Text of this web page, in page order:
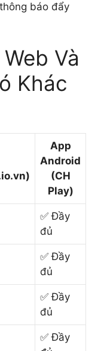
báo đẩy
Và
Khác
App
Android
(CH
Play)
✅ Đầy
đủ
✅ Đầy
đủ
✅ Đầy
đủ
✅ Đầy